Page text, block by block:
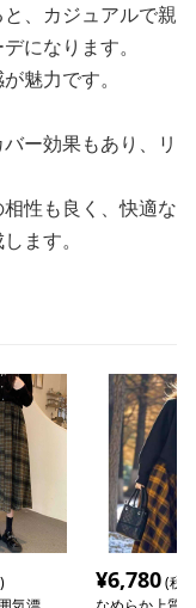
、カジュアルで親
になります。
魅力です。
ー効果もあり、リ
性も良く、快適な
ます。
¥6,780(税